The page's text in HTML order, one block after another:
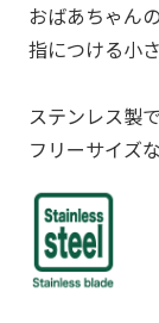
おばあちゃん
指につける小
ステンレス製
フリーサイズ